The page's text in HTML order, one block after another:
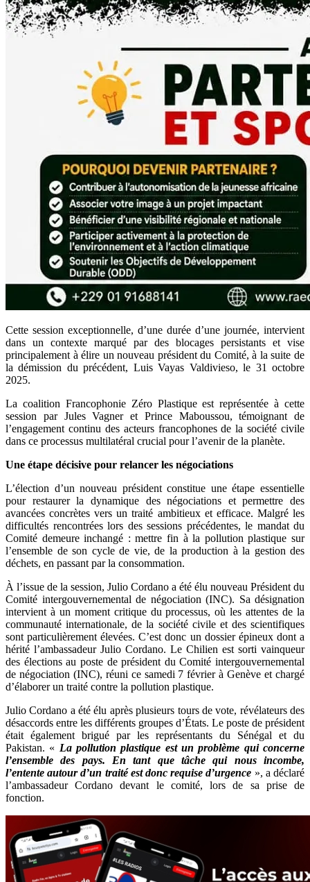
Cette session exceptionnelle, d’une durée d’une journée, intervient
dans un contexte marqué par des blocages persistants et vise
principalement à élire un nouveau président du Comité, à la suite de
la démission du précédent, Luis Vayas Valdivieso, le 31 octobre
2025.
La coalition Francophonie Zéro Plastique est représentée à cette
session par Jules Vagner et Prince Maboussou, témoignant de
l’engagement continu des acteurs francophones de la société civile
dans ce processus multilatéral crucial pour l’avenir de la planète.
Une étape décisive pour relancer les négociations
L’élection d’un nouveau président constitue une étape essentielle
pour restaurer la dynamique des négociations et permettre des
avancées concrètes vers un traité ambitieux et efficace. Malgré les
difficultés rencontrées lors des sessions précédentes, le mandat du
Comité demeure inchangé : mettre fin à la pollution plastique sur
l’ensemble de son cycle de vie, de la production à la gestion des
déchets, en passant par la consommation.
À l’issue de la session, Julio Cordano a été élu nouveau Président du
Comité intergouvernemental de négociation (INC). Sa désignation
intervient à un moment critique du processus, où les attentes de la
communauté internationale, de la société civile et des scientifiques
sont particulièrement élevées. C’est donc un dossier épineux dont a
hérité l’ambassadeur Julio Cordano. Le Chilien est sorti vainqueur
des élections au poste de président du Comité intergouvernemental
de négociation (INC), réuni ce samedi 7 février à Genève et chargé
d’élaborer un traité contre la pollution plastique.
Julio Cordano a été élu après plusieurs tours de vote, révélateurs des
désaccords entre les différents groupes d’États. Le poste de président
était également brigué par les représentants du Sénégal et du
Pakistan. « La pollution plastique est un problème qui concerne
l’ensemble des pays. En tant que tâche qui nous incombe,
l’entente autour d’un traité est donc requise d’urgence », a déclaré
l’ambassadeur Cordano devant le comité, lors de sa prise de
fonction.